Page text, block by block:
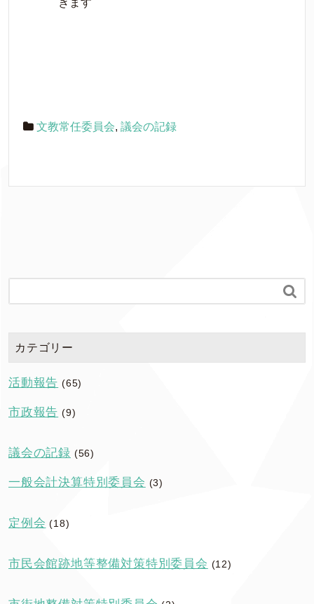
きます
文教常任委員会, 議会の記録

カテゴリー
活動報告 (65)
市政報告 (9)
議会の記録 (56)
一般会計決算特別委員会 (3)
定例会 (18)
市民会館跡地等整備対策特別委員会 (12)